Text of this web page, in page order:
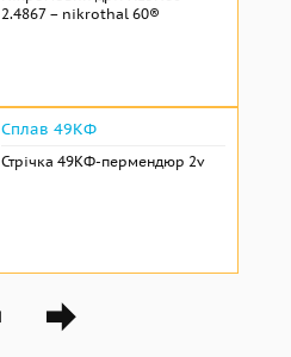
2.4867 – nikrothal 60®
Сплав 49КФ
Стрічка 49КФ-пермендюр 2v